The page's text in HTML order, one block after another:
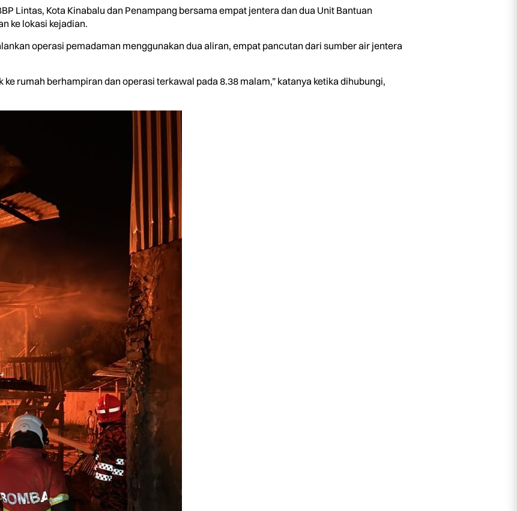
Lintas, Kota Kinabalu dan Penampang bersama empat jentera dan dua Unit Bantuan
ke lokasi kejadian.
operasi pemadaman menggunakan dua aliran, empat pancutan dari sumber air jentera
rumah berhampiran dan operasi terkawal pada 8.38 malam,” katanya ketika dihubungi,